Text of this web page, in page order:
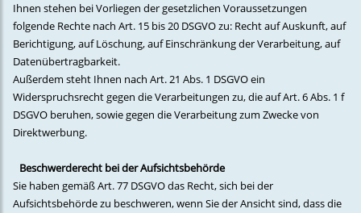
Ihnen stehen bei Vorliegen der gesetzlichen Voraussetzungen
folgende Rechte nach Art. 15 bis 20 DSGVO zu: Recht auf Auskunft, auf
Berichtigung, auf Löschung, auf Einschränkung der Verarbeitung, auf
Datenübertragbarkeit.
Außerdem steht Ihnen nach Art. 21 Abs. 1 DSGVO ein
Widerspruchsrecht gegen die Verarbeitungen zu, die auf Art. 6 Abs. 1 f
DSGVO beruhen, sowie gegen die Verarbeitung zum Zwecke von
Direktwerbung.
Beschwerderecht bei der Aufsichtsbehörde
Sie haben gemäß Art. 77 DSGVO das Recht, sich bei der
Aufsichtsbehörde zu beschweren, wenn Sie der Ansicht sind, dass die